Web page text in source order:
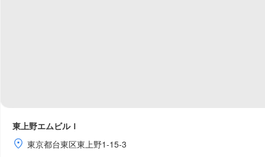
東上野エムビルＩ
東京都台東区東上野1-15-3